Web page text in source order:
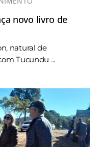
novo livro de
natural de
Tucundu ...